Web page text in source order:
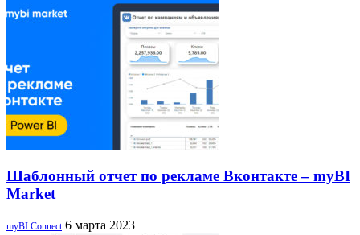
Шаблонный отчет по рекламе Вконтакте – myBI
Market
myBI Connect 6 марта 2023